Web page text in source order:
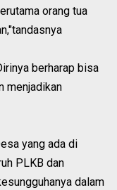
orang tua
berharap bisa
menjadikan
yang ada di
PLKB dan
dalam